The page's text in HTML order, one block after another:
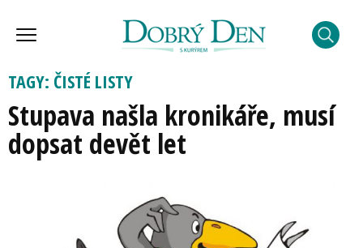
TAGY: ČISTÉ LISTY
Stupava našla kronikáře, musí
dopsat devět let